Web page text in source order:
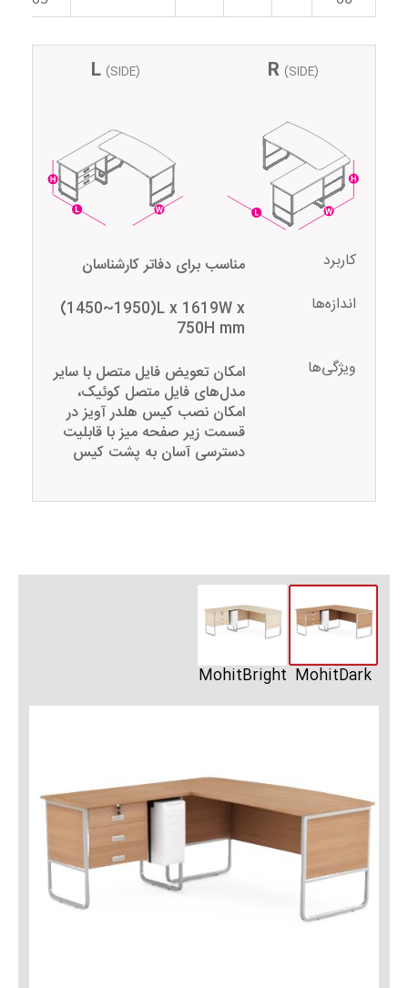
L (SIDE) R (SIDE)
کاربرد
مناسب برای دفاتر کارشناسان
اندازه‌ها
(1450~1950)L x 1619W x
750H mm
ویژگی‌ها
امکان تعویض فایل متصل با سایر
مدل‌های فایل متصل کوئیک‌،
امکان نصب کیس هلدر آویز در
قسمت زیر صفحه میز با قابلیت
دسترسی آسان به پشت کیس
MohitDark
MohitBright